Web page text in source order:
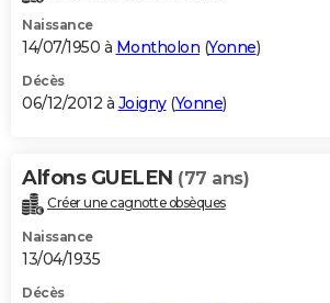
Naissance
14/07/1950 à Montholon (Yonne)
Décès
06/12/2012 à Joigny(Yonne)
Alfons GUELEN (77 ans)
Créer une cagnotte obsèques
Naissance
13/04/1935
Décès